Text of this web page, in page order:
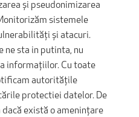
și pseudonimizarea
sistemele
și atacuri.
ne sta in putinta, nu
informațiilor. Cu toate
autoritățile
protectiei datelor. De
dacă există o amenințare